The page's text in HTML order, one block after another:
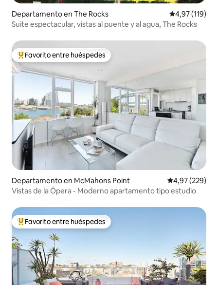
Departamento en The Rocks Calificación
4,97 (119)
Suite espectacular, vistas al puente y al agua, The Rocks
Favorito entre los huéspedes más destacados
Favorito entre huéspedes
Departamento en McMahons Point Calificación
4,97 (229)
Vistas de la Ópera - Moderno apartamento tipo estudio
Favorito entre los huéspedes más destacados
Favorito entre huéspedes